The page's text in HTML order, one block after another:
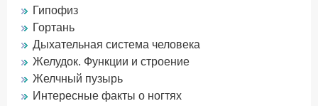
Гипофиз
Гортань
Дыхательная система человека
Желудок. Функции и строение
Желчный пузырь
Интересные факты о ногтях